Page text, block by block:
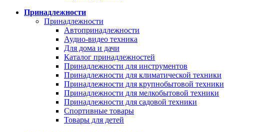
Принадлежности
Принадлежности
Автопринадлежности
Аудио-видео техника
Для дома и дачи
Каталог принадлежностей
Принадлежности для инструментов
Принадлежности для климатической техники
Принадлежности для крупнобытовой техники
Принадлежности для мелкобытовой техники
Принадлежности для садовой техники
Спортивные товары
Товары для детей